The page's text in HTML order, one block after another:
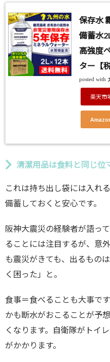
保存水
備蓄水
高強度
ター【
posted with
楽天市
清潔用品は食料と同じ位
これは持ち出し袋には入れ
備蓄しておくと安心です。
阪神大震災の経験者が語っ
ることには注目するが、意
も震災がきても、出るもの
く困った」と。
食事＝食べることも大事で
かも断水がおこることが予
くなります。自衛隊がトイ
がかかります。